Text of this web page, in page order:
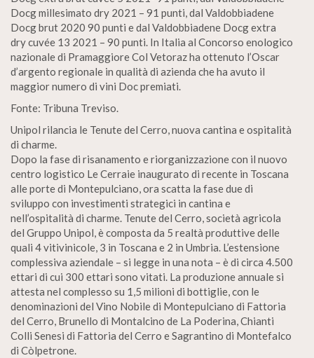
Docg millesimato dry 2021 – 91 punti, dal Valdobbiadene
Docg brut 2020 90 punti e dal Valdobbiadene Docg extra
dry cuvée 13 2021 – 90 punti. In Italia al Concorso enologico
nazionale di Pramaggiore Col Vetoraz ha ottenuto l’Oscar
d’argento regionale in qualità di azienda che ha avuto il
maggior numero di vini Doc premiati.
Fonte: Tribuna Treviso.
Unipol rilancia le Tenute del Cerro, nuova cantina e ospitalità
di charme.
Dopo la fase di risanamento e riorganizzazione con il nuovo
centro logistico Le Cerraie inaugurato di recente in Toscana
alle porte di Montepulciano, ora scatta la fase due di
sviluppo con investimenti strategici in cantina e
nell’ospitalità di charme. Tenute del Cerro, società agricola
del Gruppo Unipol, è composta da 5 realtà produttive delle
quali 4 vitivinicole, 3 in Toscana e 2 in Umbria. L’estensione
complessiva aziendale – si legge in una nota – è di circa 4.500
ettari di cui 300 ettari sono vitati. La produzione annuale si
attesta nel complesso su 1,5 milioni di bottiglie, con le
denominazioni del Vino Nobile di Montepulciano di Fattoria
del Cerro, Brunello di Montalcino de La Poderina, Chianti
Colli Senesi di Fattoria del Cerro e Sagrantino di Montefalco
di Còlpetrone.